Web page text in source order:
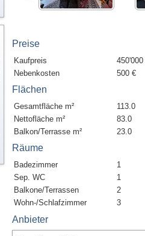
Preise
Kaufpreis
450'000
Nebenkosten
500 €
Flächen
Gesamtfläche m²
113.0
Nettofläche m²
83.0
Balkon/Terrasse m²
23.0
Räume
Badezimmer
1
Sep. WC
1
Balkone/Terrassen
2
Wohn-/Schlafzimmer
3
Anbieter